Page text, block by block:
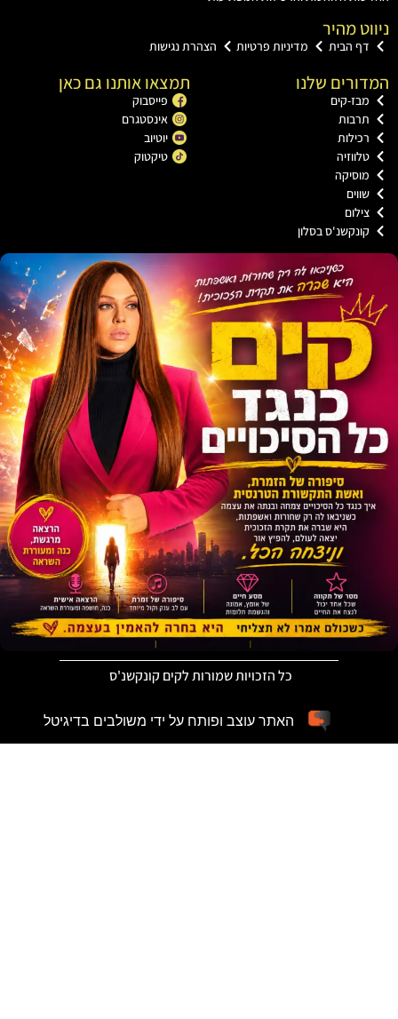
מהיר
הבית מדיניות פרטיות הצהרת נגישות
שלנו
קים
בסלון
תמצאו אותנו גם כאן
פייסבוק
אינסטגרם
יוטיוב
טיקטוק
כל הזכויות שמורות לקים קונקשנ'ס
האתר עוצב ופותח על ידי משולבים בדיגיטל